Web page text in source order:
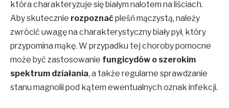
która charakteryzuje się białym nalotem na liściach.
Aby skutecznie rozpoznaćpleśń mączystą, należy
zwrócić uwagę na charakterystyczny biały pył, który
przypomina mąkę. W przypadku tej choroby pomocne
może być zastosowanie fungicydów o szerokim
spektrum działania, a także regularne sprawdzanie
stanu magnolii pod kątem ewentualnych oznak infekcji.